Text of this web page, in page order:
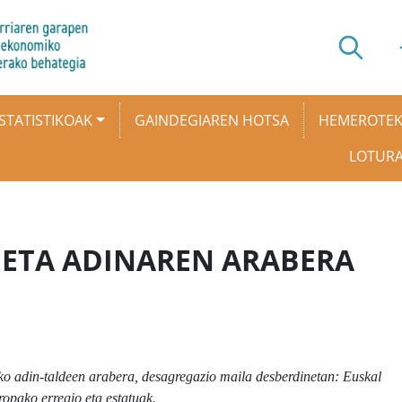
GAINDEGIAREN HOTSA
ADINAREN ARABERA
adin-taldeen arabera, desagregazio maila desberdinetan: Euskal
erregio eta estatuak.